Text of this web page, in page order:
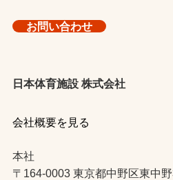
お問い合わせ
日本体育施設 株式会社
会社概要を見る
本社
〒164-0003 東京都中野区東中